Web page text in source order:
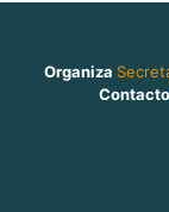
Organiza
Contacto